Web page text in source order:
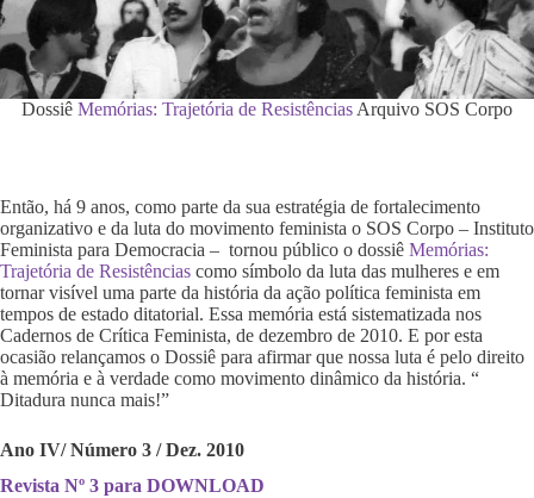
Dossiê Memórias: Trajetória de ResistênciasArquivo SOS Corpo
Então, há 9 anos, como parte da sua estratégia de fortalecimento
organizativo e da luta do movimento feminista o SOS Corpo – Instituto
Feminista para Democracia – tornou público o dossiê Memórias:
Trajetória de Resistências como símbolo da luta das mulheres e em
tornar visível uma parte da história da ação política feminista em
tempos de estado ditatorial. Essa memória está sistematizada nos
Cadernos de Crítica Feminista, de dezembro de 2010. E por esta
ocasião relançamos o Dossiê para afirmar que nossa luta é pelo direito
à memória e à verdade como movimento dinâmico da história. “
Ditadura nunca mais!”
Ano IV/ Número 3 / Dez. 2010
Revista Nº 3 para DOWNLOAD